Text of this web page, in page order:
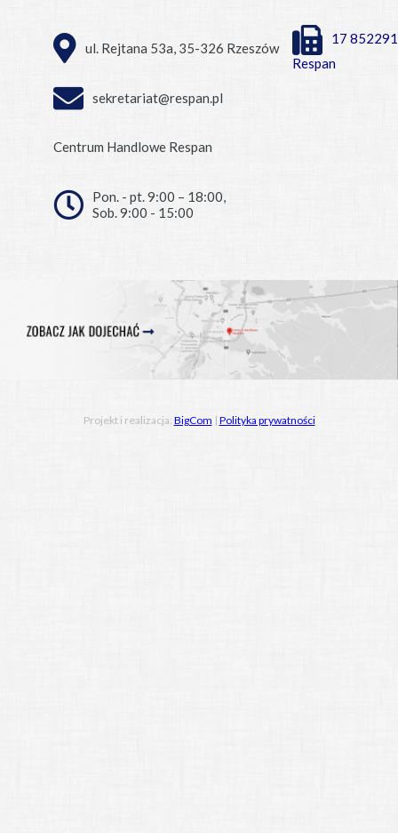
ul. Rejtana 53a, 35-326 Rzeszów
17
Respan
sekretariat@respan.pl
Centrum Handlowe Respan
Pon. - pt. 9:00 – 18:00,
Sob. 9:00 - 15:00
Projekt i realizacja: BigCom | Polityka prywatności